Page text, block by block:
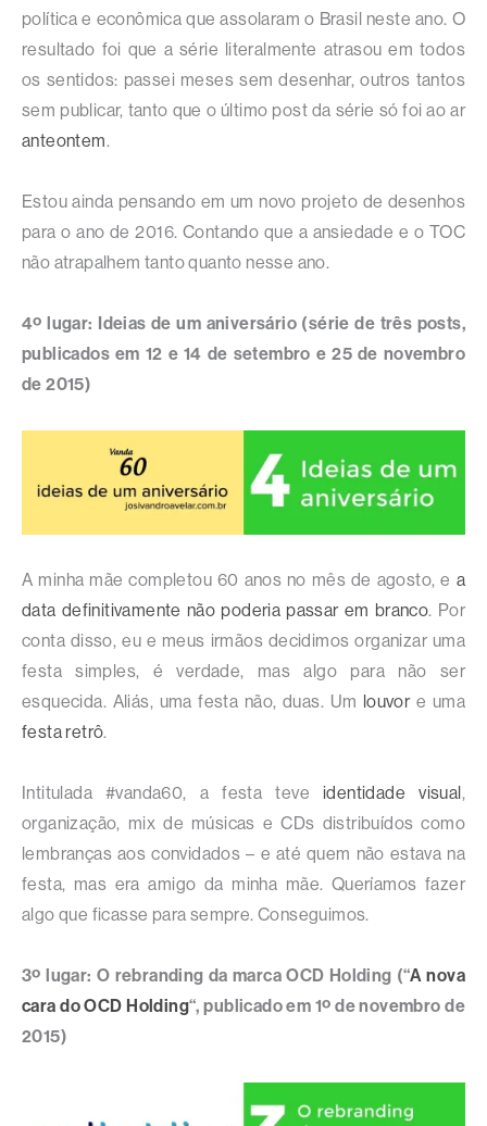
política e econômica que assolaram o Brasil neste ano. O
resultado foi que a série literalmente atrasou em todos
os sentidos: passei meses sem desenhar, outros tantos
sem publicar, tanto que o último post da série só foi ao ar
anteontem.
Estou ainda pensando em um novo projeto de desenhos
para o ano de 2016. Contando que a ansiedade e o TOC
não atrapalhem tanto quanto nesse ano.
4º lugar: Ideias de um aniversário (série de três posts,
publicados em 12 e 14 de setembro e 25 de novembro
de 2015)
A minha mãe completou 60 anos no mês de agosto, e a
data definitivamente não poderia passar em branco. Por
conta disso, eu e meus irmãos decidimos organizar uma
festa simples, é verdade, mas algo para não ser
esquecida. Aliás, uma festa não, duas. Um louvore uma
festa retrô.
Intitulada #vanda60, a festa teve identidade visual,
organização, mix de músicas e CDs distribuídos como
lembranças aos convidados – e até quem não estava na
festa, mas era amigo da minha mãe. Queríamos fazer
algo que ficasse para sempre. Conseguimos.
3º lugar: O rebranding da marca OCD Holding (“A nova
cara do OCD Holding“, publicado em 1º de novembro de
2015)